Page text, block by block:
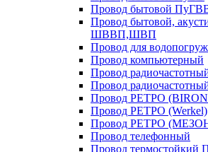
Провод бытовой
Провод бытовой,
ШВВП,ШВП
Провод для
Провод компьютерный
Провод
Провод
Провод РЕТРО
Провод РЕТРО (Werkel)
Провод РЕТРО
Провод телефонный
Провод